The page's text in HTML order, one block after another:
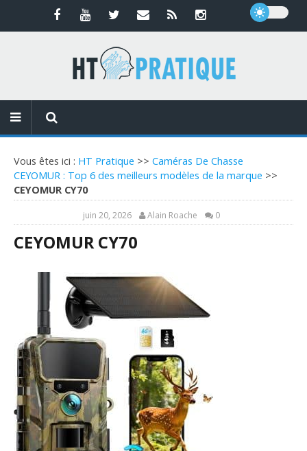
Vous êtes ici : HT Pratique >> Caméras De Chasse
CEYOMUR : Top 6 des meilleurs modèles de la marque >>
CEYOMUR CY70
juin 20, 2026 Alain Roache 0
CEYOMUR CY70